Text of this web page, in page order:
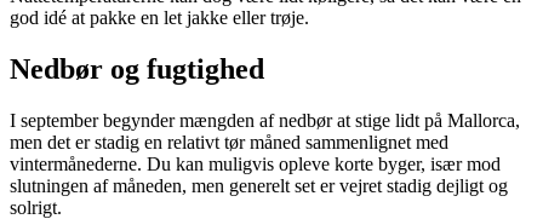
god idé at pakke en let jakke eller trøje.
Nedbør og fugtighed
I september begynder mængden af nedbør at stige lidt på Mallorca,
men det er stadig en relativt tør måned sammenlignet med
vintermånederne. Du kan muligvis opleve korte byger, især mod
slutningen af måneden, men generelt set er vejret stadig dejligt og
solrigt.